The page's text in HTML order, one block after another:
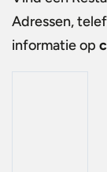
Adressen,
informatie op